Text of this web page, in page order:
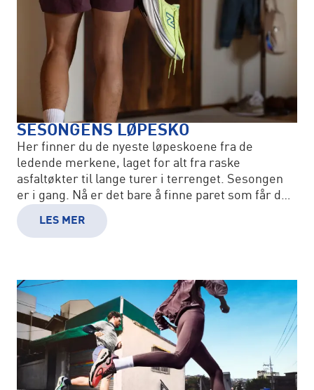
SESONGENS LØPESKO
Her finner du de nyeste løpeskoene fra de
ledende merkene, laget for alt fra raske
asfaltøkter til lange turer i terrenget. Sesongen
er i gang. Nå er det bare å finne paret som får deg
ut døra!
LES MER